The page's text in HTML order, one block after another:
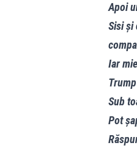
Apoi
Sisi și
Iar
Sub
Pot